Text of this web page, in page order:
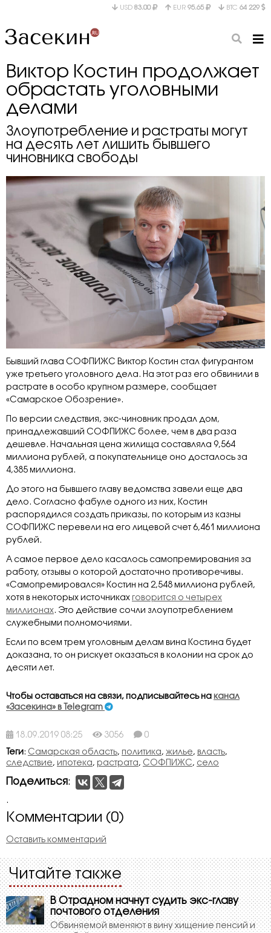
USD 83.00 EUR 95.65 BTC 64 229
Виктор Костин продолжает
обрастать уголовными
делами
Злоупотребление и растраты могут
на десять лет лишить бывшего
чиновника свободы
Бывший глава СОФПИЖС Виктор Костин стал фигурантом
уже третьего уголовного дела. На этот раз его обвинили в
растрате в особо крупном размере, сообщает
«Самарское Обозрение».
По версии следствия, экс-чиновник продал дом,
принадлежавший СОФПИЖС более, чем в два раза
дешевле. Начальная цена жилища составляла 9,564
миллиона рублей, а покупательнице оно досталось за
4,385 миллиона.
До этого на бывшего главу ведомства завели еще два
дело. Согласно фабуле одного из них, Костин
распорядился создать приказы, по которым из казны
СОФПИЖС перевели на его лицевой счет 6,461 миллиона
рублей.
А самое первое дело касалось самопремирования за
работу, отзывы о которой достаточно противоречивы.
«Самопремировался» Костин на 2,548 миллиона рублей,
хотя в некоторых источниках говорится о четырех
миллионах. Это действие сочли злоупотреблением
служебными полномочиями.
Если по всем трем уголовным делам вина Костина будет
доказана, то он рискует оказаться в колонии на срок до
десяти лет.
Чтобы оставаться на связи, подписывайтесь на канал
«Засекина» в Telegram
18.09.2019 08:25 3056 0
Теги : Самарская область, политика , жилье, власть,
следствие, ипотека , растрата , СОФПИЖС, село
Поделиться :
.
Комментарии (0)
Оставить комментарий
Читайте также
В Отрадном начнут судить экс-главу
почтового отделения
Обвиняемой вменяют в вину хищение пенсий и